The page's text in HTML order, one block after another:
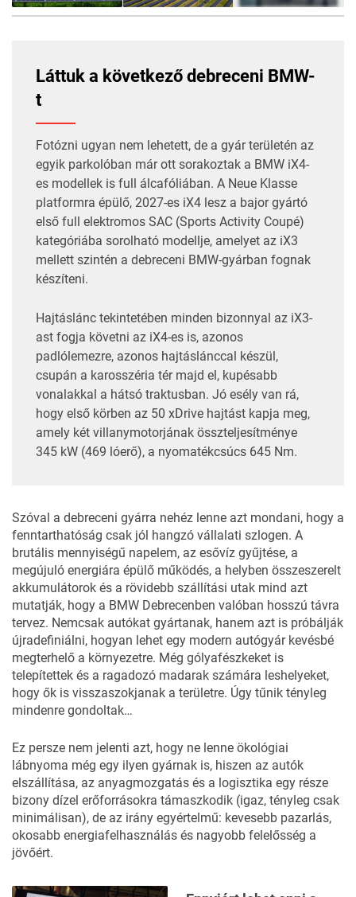
Láttuk a következő debreceni BMW-
t
Fotózni ugyan nem lehetett, de a gyár területén az
egyik parkolóban már ott sorakoztak a BMW iX4-
es modellek is full álcafóliában. A Neue Klasse
platformra épülő, 2027-es iX4 lesz a bajor gyártó
első full elektromos SAC (Sports Activity Coupé)
kategóriába sorolható modellje, amelyet az iX3
mellett szintén a debreceni BMW-gyárban fognak
készíteni.
Hajtáslánc tekintetében minden bizonnyal az iX3-
ast fogja követni az iX4-es is, azonos
padlólemezre, azonos hajtáslánccal készül,
csupán a karosszéria tér majd el, kupésabb
vonalakkal a hátsó traktusban. Jó esély van rá,
hogy első körben az 50 xDrive hajtást kapja meg,
amely két villanymotorjának összteljesítménye
345 kW (469 lóerő), a nyomatékcsúcs 645 Nm.
Szóval a debreceni gyárra nehéz lenne azt mondani, hogy a
fenntarthatóság csak jól hangzó vállalati szlogen. A
brutális mennyiségű napelem, az esővíz gyűjtése, a
megújuló energiára épülő működés, a helyben összeszerelt
akkumulátorok és a rövidebb szállítási utak mind azt
mutatják, hogy a BMW Debrecenben valóban hosszú távra
tervez. Nemcsak autókat gyártanak, hanem azt is próbálják
újradefiniálni, hogyan lehet egy modern autógyár kevésbé
megterhelő a környezetre. Még gólyafészkeket is
telepítettek és a ragadozó madarak számára leshelyeket,
hogy ők is visszaszokjanak a területre. Úgy tűnik tényleg
mindenre gondoltak…
Ez persze nem jelenti azt, hogy ne lenne ökológiai
lábnyoma még egy ilyen gyárnak is, hiszen az autók
elszállítása, az anyagmozgatás és a logisztika egy része
bizony dízel erőforrásokra támaszkodik (igaz, tényleg csak
minimálisan), de az irány egyértelmű: kevesebb pazarlás,
okosabb energiafelhasználás és nagyobb felelősség a
jövőért.